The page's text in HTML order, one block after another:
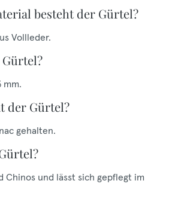
besteht der Gürtel?
Vollleder.
mm.
der Gürtel?
gehalten.
Chinos und lässt sich gepflegt im